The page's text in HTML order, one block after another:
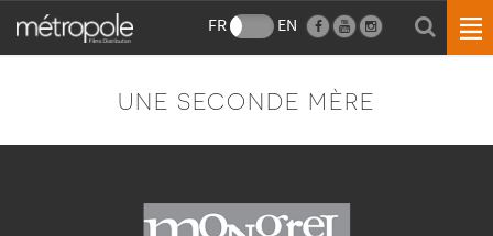
FR EN
UNE SECONDE MÈRE